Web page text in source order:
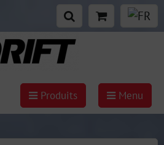
Produits Menu